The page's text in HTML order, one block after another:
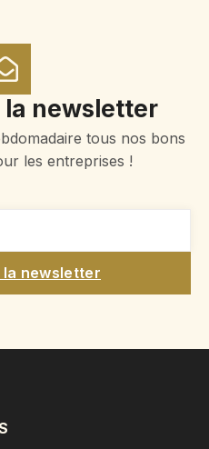
newsletter
tous nos bons
les entreprises !
newsletter